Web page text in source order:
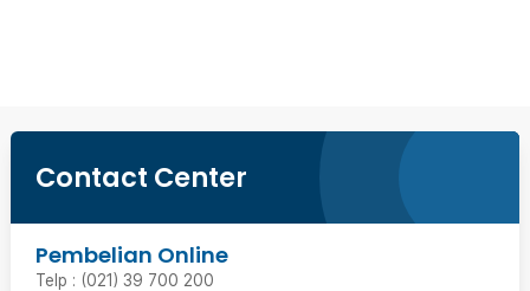
Contact Center
Pembelian Online
Telp : (021) 39 700 200